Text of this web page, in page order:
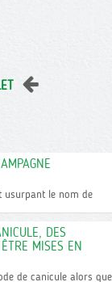
usurpant le nom de
DES
MISES EN
de canicule alors que